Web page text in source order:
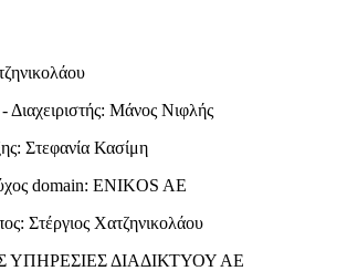
Διαχειριστής: Μάνος Νιφλής
Στεφανία Κασίμη
domain: ENIKOS AE
Στέργιος Χατζηνικολάου
ΥΠΗΡΕΣΙΕΣ ΔΙΑΔΙΚΤΥΟΥ ΑΕ